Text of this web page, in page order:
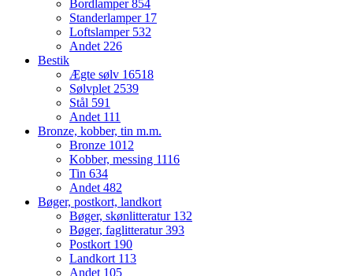
Bordlamper854
Standerlamper 17
Loftslamper 532
Andet226
Bestik
Ægte sølv 16518
Sølvplet2539
Stål 591
Andet 111
Bronze, kobber, tin m.m.
Bronze 1012
Kobber, messing 1116
Tin 634
Andet482
Bøger, postkort, landkort
Bøger, skønlitteratur 132
Bøger, faglitteratur393
Postkort 190
Landkort 113
Andet 105